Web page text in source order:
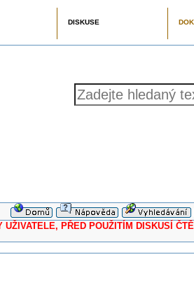
DISKUSE
PŘED POUŽITÍM DISKUSÍ